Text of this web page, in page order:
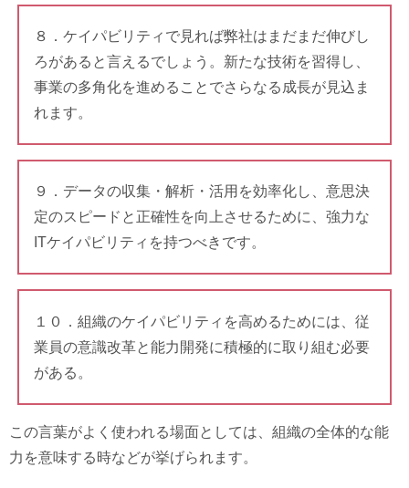
８．ケイパビリティで見れば弊社はまだまだ伸びし
ろがあると言えるでしょう。新たな技術を習得し、
事業の多角化を進めることでさらなる成長が見込ま
れます。
９．データの収集・解析・活用を効率化し、意思決
定のスピードと正確性を向上させるために、強力な
ITケイパビリティを持つべきです。
１０．組織のケイパビリティを高めるためには、従
業員の意識改革と能力開発に積極的に取り組む必要
がある。
この言葉がよく使われる場面としては、組織の全体的な能
力を意味する時などが挙げられます。